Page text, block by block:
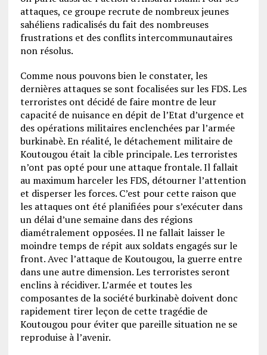
attaques, ce groupe recrute de nombreux jeunes
sahéliens radicalisés du fait des nombreuses
frustrations et des conflits intercommunautaires
non résolus.
Comme nous pouvons bien le constater, les
dernières attaques se sont focalisées sur les FDS. Les
terroristes ont décidé de faire montre de leur
capacité de nuisance en dépit de l’Etat d’urgence et
des opérations militaires enclenchées par l’armée
burkinabè. En réalité, le détachement militaire de
Koutougou était la cible principale. Les terroristes
n’ont pas opté pour une attaque frontale. Il fallait
au maximum harceler les FDS, détourner l’attention
et disperser les forces. C’est pour cette raison que
les attaques ont été planifiées pour s’exécuter dans
un délai d’une semaine dans des régions
diamétralement opposées. Il ne fallait laisser le
moindre temps de répit aux soldats engagés sur le
front. Avec l’attaque de Koutougou, la guerre entre
dans une autre dimension. Les terroristes seront
enclins à récidiver. L’armée et toutes les
composantes de la société burkinabè doivent donc
rapidement tirer leçon de cette tragédie de
Koutougou pour éviter que pareille situation ne se
reproduise à l’avenir.